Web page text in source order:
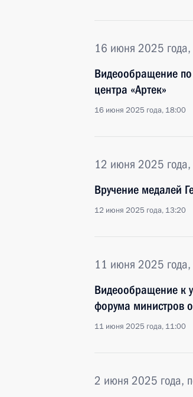
16 июня 2025 года,
Видеообращение по
центра «Артек»
16 июня 2025 года, 18:00
12 июня 2025 года,
Вручение медалей
12 июня 2025 года, 13:20
11 июня 2025 года,
Видеообращение к
форума министров
11 июня 2025 года, 11:00
2 июня 2025 года,